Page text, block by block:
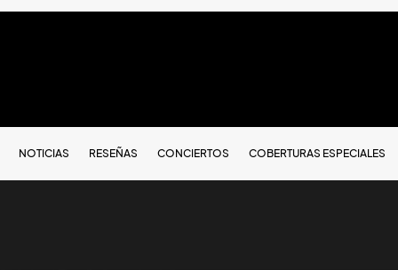
NOTICIAS RESEÑAS CONCIERTOS COBERTURAS ESPECIALES